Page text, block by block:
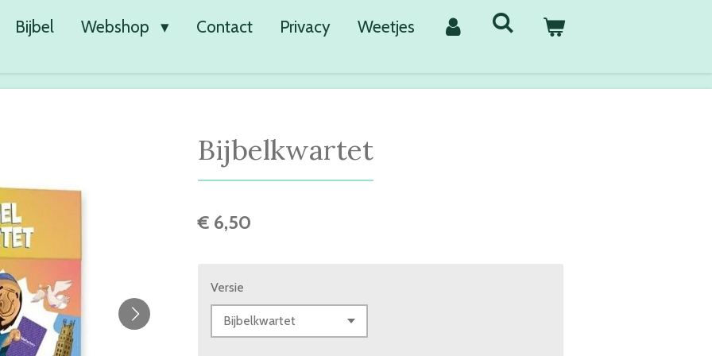
Bijbel Webshop Contact Privacy Weetjes
Bijbelkwartet
€ 6,50
Versie